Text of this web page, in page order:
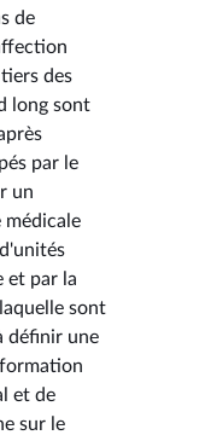
de
des
long sont
par le
un
médicale
et par la
sont
définir une
et de
sur le